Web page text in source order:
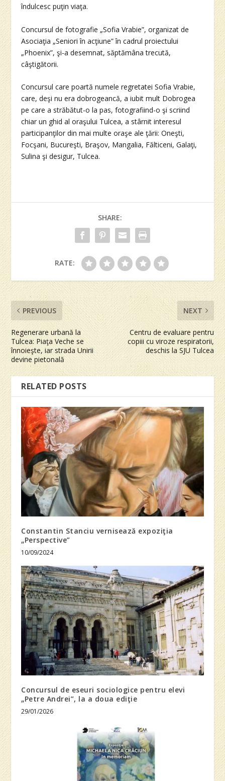
îndulcesc puţin viaţa.
Concursul de fotografie „Sofia Vrabie”, organizat de
Asociaţia „Seniori în acţiune” în cadrul proiectului
„Phoenix”, şi-a desemnat, săptămâna trecută,
câştigătorii.
Concursul care poartă numele regretatei Sofia Vrabie,
care, deşi nu era dobrogeancă, a iubit mult Dobrogea
pe care a străbătut-o la pas, fotografiind-o şi scriind
chiar un ghid al oraşului Tulcea, a stârnit interesul
participanţilor din mai multe oraşe ale ţării: Oneşti,
Focşani, Bucureşti, Braşov, Mangalia, Fălticeni, Galaţi,
Sulina şi desigur, Tulcea.
SHARE:
RATE:
PREVIOUS
Regenerare urbană la
Tulcea: Piaţa Veche se
înnoieşte, iar strada Unirii
devine pietonală
NEXT
Centru de evaluare pentru
copiii cu viroze respiratorii,
deschis la SJU Tulcea
RELATED POSTS
Constantin Stanciu vernisează expoziţia
„Perspective”
10/09/2024
Concursul de eseuri sociologice pentru elevi
„Petre Andrei”, la a doua ediţie
29/01/2026